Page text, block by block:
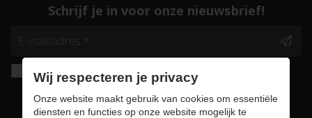
Schrijf je in voor onze nieuwsbrief!
Ik geef de toestemming om mijn gegevens te
bewaren en verwerken zoals aangegeven in
onzeprivacy statement. *
Wij respecteren je privacy
Onze website maakt gebruik van cookies om essentiële
diensten en functies op onze website mogelijk te